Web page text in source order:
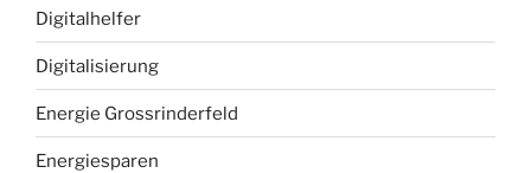
Digitalhelfer
Digitalisierung
Energie Grossrinderfeld
Energiesparen